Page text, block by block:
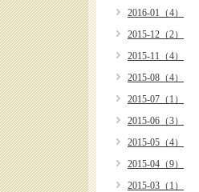
2016-01（4）
2015-12（2）
2015-11（4）
2015-08（4）
2015-07（1）
2015-06（3）
2015-05（4）
2015-04（9）
2015-03（1）